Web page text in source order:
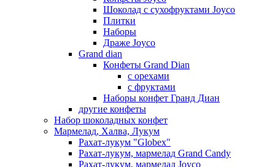
Шоколад с сухофруктами Joyco
Плитки
Наборы
Драже Joyco
Grand dian
Конфеты Grand Dian
с орехами
с фруктами
Наборы конфет Гранд Диан
другие конфеты
Набор шоколадных конфет
Мармелад, Халва, Лукум
Рахат-лукум "Globex"
Рахат-лукум, мармелад Grand Candy
Рахат-лукум, мармелад Joyco